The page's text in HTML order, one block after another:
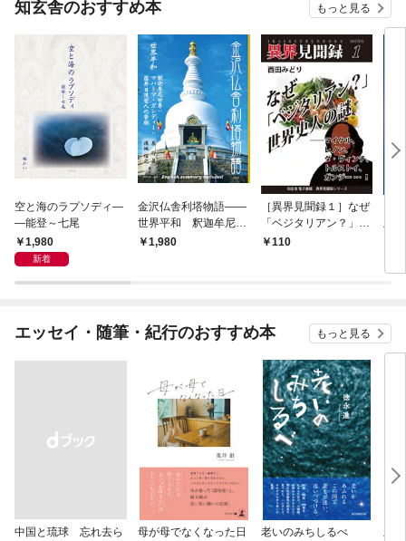
知玄舎のおすすめ本 もっと見る
空と海のラプソディ―
―能登～七尾
1,980
新着
金沢仏舎利塔物語――
世界平和 釈迦牟尼世
尊：マハトマ・ガンデ
1,980
［異界見聞録１］なぜ
「ベジタリアン？」世
界史人の謎 ――マイ
110
版
エッセイ・随筆・紀行のおすすめ本 もっと見る
中国と琉球 忘れ去ら
母が母でなくなった日 老いのみちしるべ
新